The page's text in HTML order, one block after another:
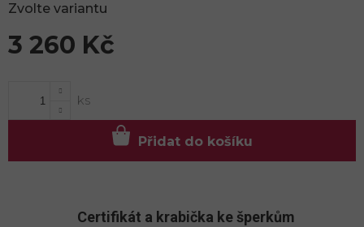
3 260 Kč
Zvolte variantu
Přidat do košíku
Certifikát a krabička ke šperkům